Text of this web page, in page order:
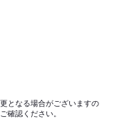
となる場合がございますの
確認ください。